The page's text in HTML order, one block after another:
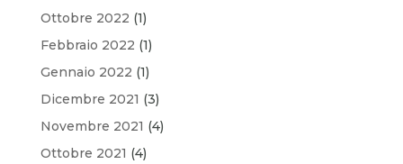
Ottobre 2022 (1)
Febbraio 2022 (1)
Gennaio 2022 (1)
Dicembre 2021 (3)
Novembre 2021 (4)
Ottobre 2021 (4)